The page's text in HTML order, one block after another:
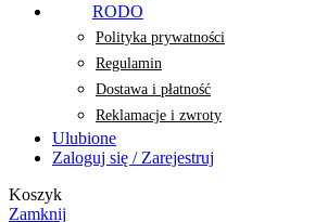
RODO
Polityka prywatności
Regulamin
Dostawa i płatność
Reklamacje i zwroty
Ulubione
Zaloguj się / Zarejestruj
Koszyk
Zamknij